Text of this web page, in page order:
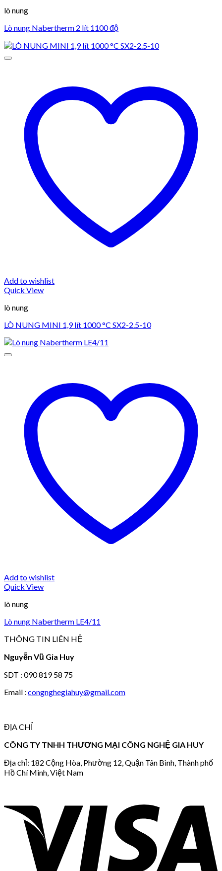
lò nung
Lò nung Nabertherm 2 lít 1100 độ
Add to wishlist
Quick View
lò nung
LÒ NUNG MINI 1,9 lít 1000 °C SX2-2.5-10
Add to wishlist
Quick View
lò nung
Lò nung Nabertherm LE4/11
THÔNG TIN LIÊN HỆ
Nguyễn Vũ Gia Huy
SDT : 090 819 58 75
Email : congnghegiahuy@gmail.com
ĐỊA CHỈ
CÔNG TY TNHH THƯƠNG MẠI CÔNG NGHỆ GIA HUY
Địa chỉ: 182 Cộng Hòa, Phường 12, Quận Tân Bình, Thành phố
Hồ Chí Minh, Việt Nam